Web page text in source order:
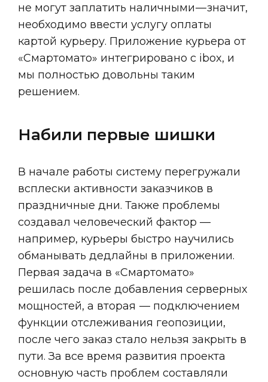
не могут заплатить наличными — значит,
необходимо ввести услугу оплаты
картой курьеру. Приложение курьера от
«Смартомато» интегрировано с ibox, и
мы полностью довольны таким
решением.
Набили первые шишки
В начале работы систему перегружали
всплески активности заказчиков в
праздничные дни. Также проблемы
создавал человеческий фактор —
например, курьеры быстро научились
обманывать дедлайны в приложении.
Первая задача в «Смартомато»
решилась после добавления серверных
мощностей, а вторая — подключением
функции отслеживания геопозиции,
после чего заказ стало нельзя закрыть в
пути. За все время развития проекта
основную часть проблем составляли